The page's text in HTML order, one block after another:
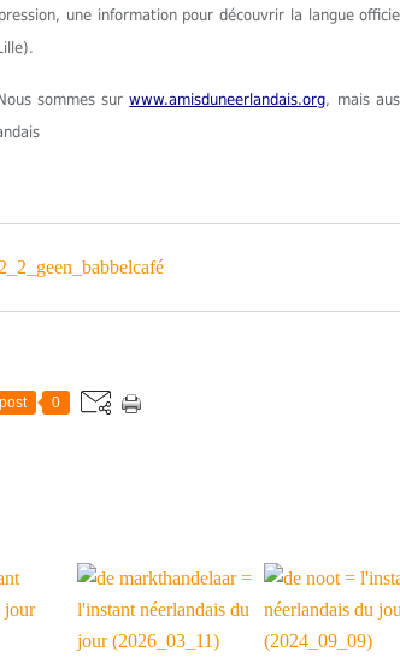
une information pour découvrir la langue
sommes surwww.amisduneerlandais.org, mais
0